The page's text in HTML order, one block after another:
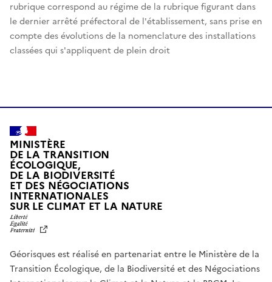
rubrique correspond au régime de la rubrique figurant dans
le dernier arrêté préfectoral de l'établissement, sans prise en
compte des évolutions de la nomenclature des installations
classées qui s'appliquent de plein droit
MINISTÈRE
DE LA TRANSITION
ÉCOLOGIQUE,
DE LA BIODIVERSITÉ
ET DES NÉGOCIATIONS
INTERNATIONALES
SUR LE CLIMAT ET LA NATUREL
T
É
,
Géorisques est réalisé en partenariat entre le Ministère de la
Transition Écologique, de la Biodiversité et des Négociations